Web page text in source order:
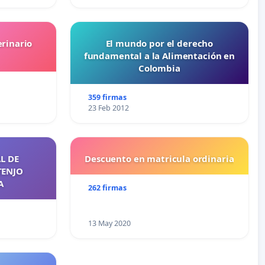
El mundo por el derecho
fundamental a la Alimentación en
Colombia
359 firmas
23 Feb 2012
DE
Descuento en matricula ordinaria
262 firmas
13 May 2020